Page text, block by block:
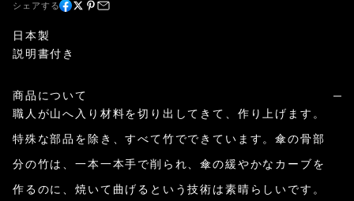
シェアする
日本製
説明書付き
商品について
職人が山へ入り材料を切り出してきて、作り上げます。
特殊な部品を除き、すべて竹でできています。傘の骨部
分の竹は、一本一本手で削られ、傘の緩やかなカーブを
作るのに、焼いて曲げるという技術は素晴らしいです。